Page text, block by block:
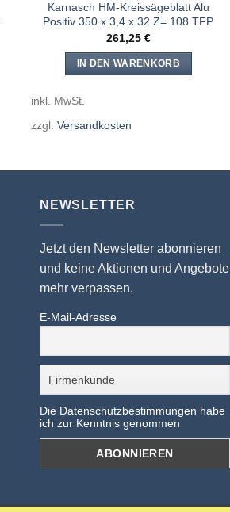
Karnasch HM-Kreissägeblatt Alu
Positiv 350 x 3,4 x 32 Z= 108 TFP
261,25 €
IN DEN WARENKORB
inkl. MwSt.
zzgl. Versandkosten
NEWSLETTER
Jetzt den Newsletter abonnieren
und keine Aktionen und Angebote
mehr verpassen.
E-Mail-Adresse
Die Datenschutzbestimmungen habe
ich zur Kenntnis genommen